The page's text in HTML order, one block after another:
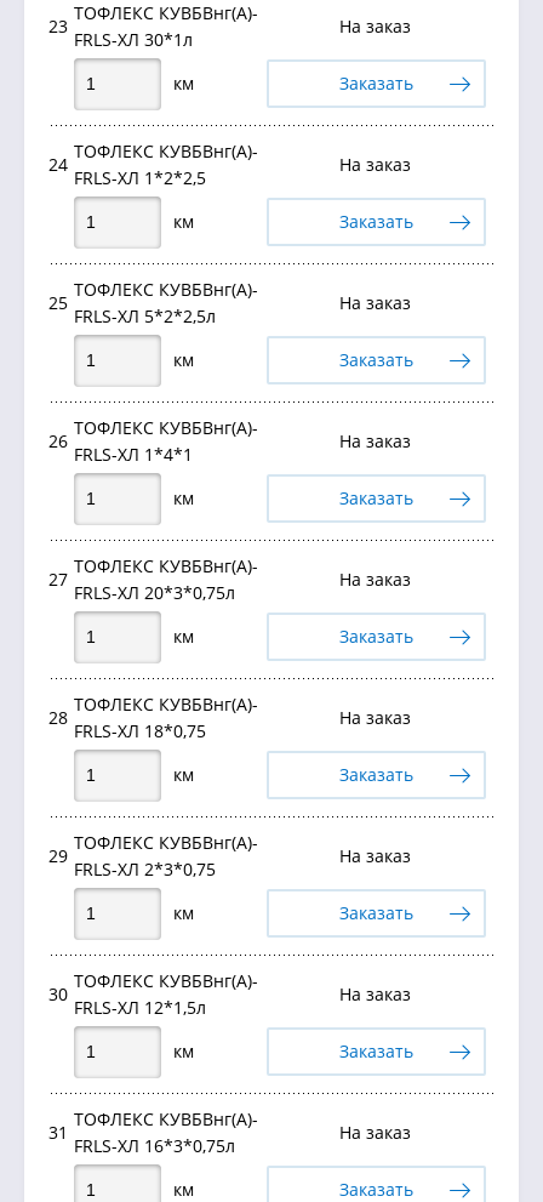
23
ТОФЛЕКС КУВБВнг(А)-
FRLS-ХЛ 30*1л
На заказ
км Заказать
24
ТОФЛЕКС КУВБВнг(А)-
FRLS-ХЛ 1*2*2,5
На заказ
км Заказать
25
ТОФЛЕКС КУВБВнг(А)-
FRLS-ХЛ 5*2*2,5л
На заказ
км Заказать
26
ТОФЛЕКС КУВБВнг(А)-
FRLS-ХЛ 1*4*1
На заказ
км Заказать
27
ТОФЛЕКС КУВБВнг(А)-
FRLS-ХЛ 20*3*0,75л
На заказ
км Заказать
28
ТОФЛЕКС КУВБВнг(А)-
FRLS-ХЛ 18*0,75
На заказ
км Заказать
29
ТОФЛЕКС КУВБВнг(А)-
FRLS-ХЛ 2*3*0,75
На заказ
км Заказать
30
ТОФЛЕКС КУВБВнг(А)-
FRLS-ХЛ 12*1,5л
На заказ
км Заказать
31
ТОФЛЕКС КУВБВнг(А)-
FRLS-ХЛ 16*3*0,75л
На заказ
км Заказать